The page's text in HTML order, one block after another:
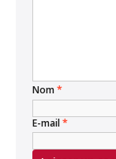
Nom*
E-mail*